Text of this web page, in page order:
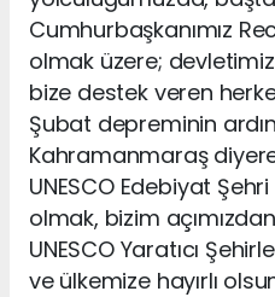
Cumhurbaşkanımız
olmak üzere;
bize destek veren
Şubat depreminin
Kahramanmaraş
UNESCO Edebiyat
olmak, bizim
UNESCO Yaratıcı
ve ülkemize hayırlı